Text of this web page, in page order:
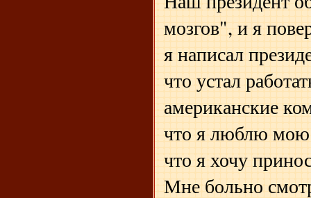
мозгов", и я
я написал
что устал
американские
что я люблю мою
что я хочу
Мне больно